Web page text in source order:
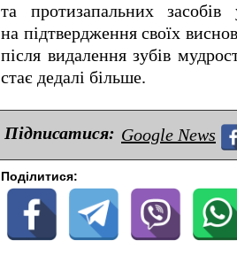
та протизапальних
на підтвердження своїх
після видалення зубів
стає дедалі більше.
Підписатися: Google News
Поділитися: